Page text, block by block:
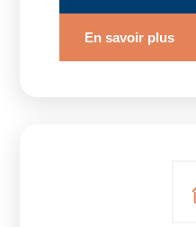
En savoir plus